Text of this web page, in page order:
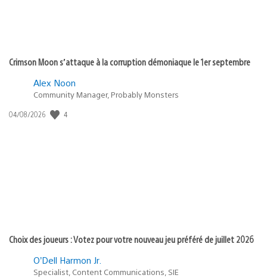
Crimson Moon s’attaque à la corruption démoniaque le 1er septembre
Alex Noon
Community Manager, Probably Monsters
Date
04/08/2026 4
Choix des joueurs : Votez pour votre nouveau jeu préféré de juillet 2026
O’Dell Harmon Jr.
Specialist, Content Communications, SIE